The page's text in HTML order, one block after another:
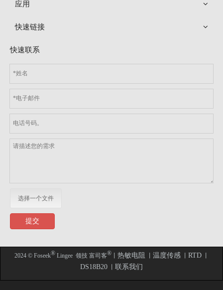
应用
快速链接
快速联系
选择一个文件
提交
2024 © Foseek​​​​​​​®Lingee 领技 富司客®丨 热敏电阻 温度传感丨 RTD丨
DS18B20 联系我们